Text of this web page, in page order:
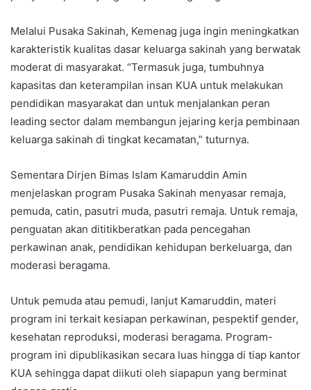
Melalui Pusaka Sakinah, Kemenag juga ingin meningkatkan
karakteristik kualitas dasar keluarga sakinah yang berwatak
moderat di masyarakat. “Termasuk juga, tumbuhnya
kapasitas dan keterampilan insan KUA untuk melakukan
pendidikan masyarakat dan untuk menjalankan peran
leading sector dalam membangun jejaring kerja pembinaan
keluarga sakinah di tingkat kecamatan,” tuturnya.
Sementara Dirjen Bimas Islam Kamaruddin Amin
menjelaskan program Pusaka Sakinah menyasar remaja,
pemuda, catin, pasutri muda, pasutri remaja. Untuk remaja,
penguatan akan dititikberatkan pada pencegahan
perkawinan anak, pendidikan kehidupan berkeluarga, dan
moderasi beragama.
Untuk pemuda atau pemudi, lanjut Kamaruddin, materi
program ini terkait kesiapan perkawinan, pespektif gender,
kesehatan reproduksi, moderasi beragama. Program-
program ini dipublikasikan secara luas hingga di tiap kantor
KUA sehingga dapat diikuti oleh siapapun yang berminat